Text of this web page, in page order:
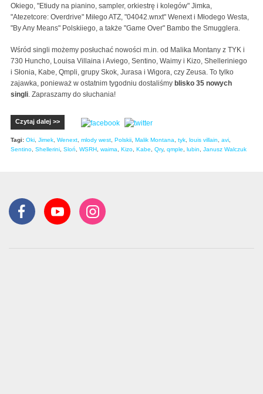
Okiego, "Etiudy na pianino, sampler, orkiestrę i kolegów" Jimka,
"Atezetcore: Overdrive" Miłego ATZ, "04042.wnxt" Wenext i Młodego Westa,
"By Any Means" Polskiiego, a także "Game Over" Bambo the Smugglera.
Wśród singli możemy posłuchać nowości m.in. od Malika Montany z TYK i
730 Huncho, Louisa Villaina i Aviego, Sentino, Waimy i Kizo, Shelleriniego
i Słonia, Kabe, Qmpli, grupy Skok, Jurasa i Wigora, czy Zeusa. To tylko
zajawka, ponieważ w ostatnim tygodniu dostaliśmy blisko 35 nowych
singli. Zapraszamy do słuchania!
Czytaj dalej >>
Tagi: Oki, Jimek, Wenext, mlody west, Polskii, Malik Montana, tyk, louis villain, avi,
Sentino, Shellerini, Sloń, WSRH, waima, Kizo, Kabe, Qry, qmple, lubin, Janusz Walczuk